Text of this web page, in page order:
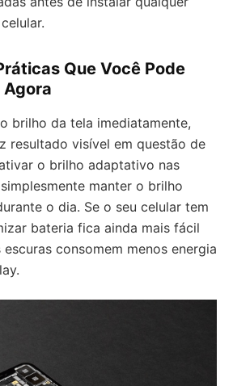
Que Você Pode
brilho da tela imediatamente,
resultado visível em questão de
o brilho adaptativo nas
manter o brilho
o dia. Se o seu celular tem
bateria fica ainda mais fácil
consomem menos energia